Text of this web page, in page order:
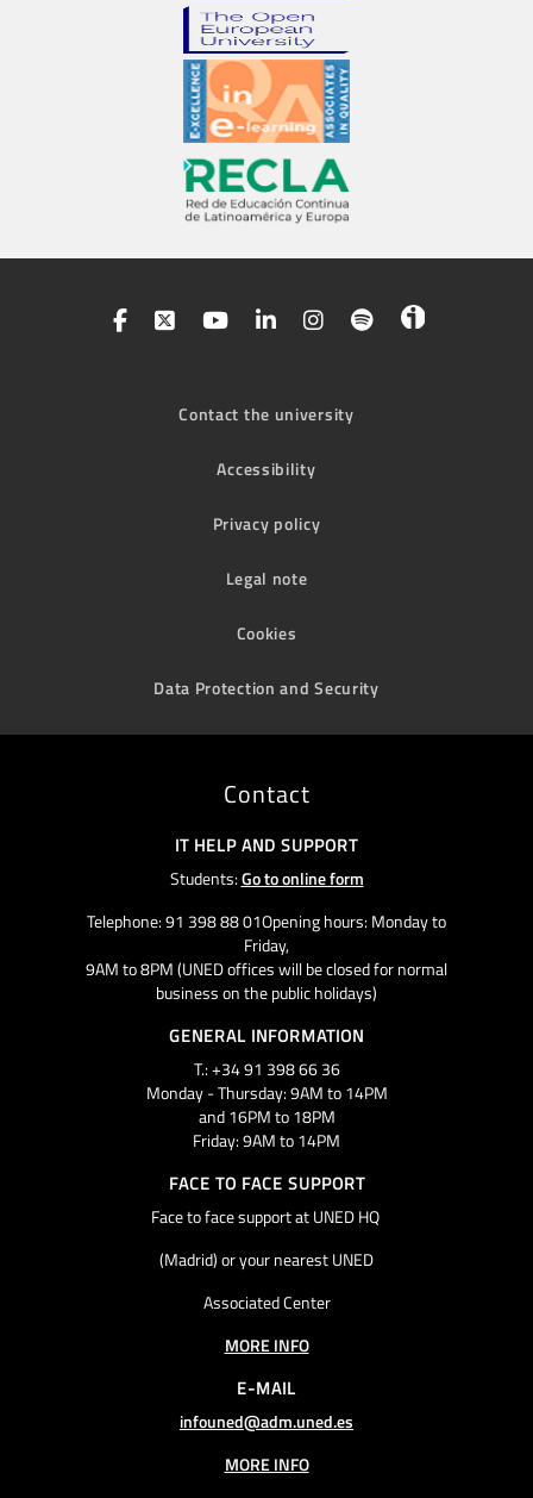
Contact the university
Accessibility
Privacy policy
Legal note
Cookies
Data Protection and Security
Contact
IT HELP AND SUPPORT
Students:Go to online form
Telephone: 91 398 88 01Opening hours: Monday to
Friday,
9AM to 8PM (UNED offices will be closed for normal
business on the public holidays)
GENERAL INFORMATION
T.: +34 91 398 66 36
Monday - Thursday: 9AM to 14PM
and 16PM to 18PM
Friday: 9AM to 14PM
FACE TO FACE SUPPORT
Face to face support at UNED HQ
(Madrid) or your nearest UNED
Associated Center
MORE INFO
E-MAIL
infouned@adm.uned.es
MORE INFO